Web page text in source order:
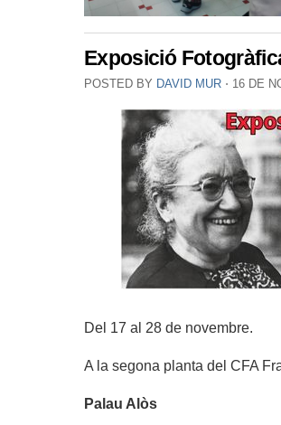
Exposició
POSTED BY DAVID MUR ⋅ 16 DE
Del 17 al 28 de novembre.
A la segona planta del CFA
Palau Alòs